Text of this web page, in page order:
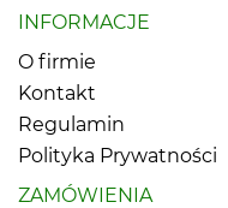
INFORMACJE
O firmie
Kontakt
Regulamin
Polityka Prywatności
ZAMÓWIENIA